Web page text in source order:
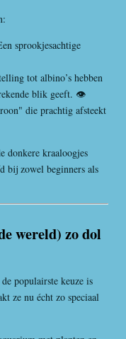
sprookjesachtige
tot albino’s hebben
blik geeft. 👁️
die prachtig afsteekt
donkere kraaloogjes
bij zowel beginners als
wereld) zo dol
populairste keuze is
ze nu écht zo speciaal